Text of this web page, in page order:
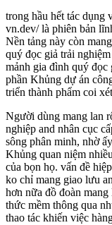
trong hầu hết tác
vn.dev/ là phiên bản
Nền tảng này còn
quý đọc giả trải
mảnh gia đình quý đọc
phần Khủng dự án
triển thành phẩm coi
Người dùng mang lan
nghiệp and nhân cục
sông phân minh, nhờ
Khủng quan niệm
của bọn họ. vấn đề
ko chỉ mang giao lưu
hơn nữa đồ đoàn
thức mềm thông qua
thao tác khiến việc